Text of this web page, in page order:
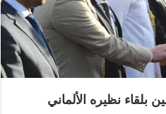
بلقاء نظيره الألماني